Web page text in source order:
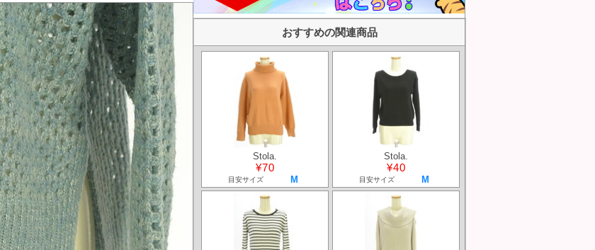
おすすめの関連商品
Stola.
¥70
目安サイズ M
Stola.
¥40
目安サイズ M